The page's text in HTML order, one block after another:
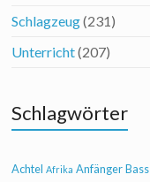
Schlagzeug(231)
Unterricht(207)
Schlagwörter
Achtel Afrika Anfänger Bass